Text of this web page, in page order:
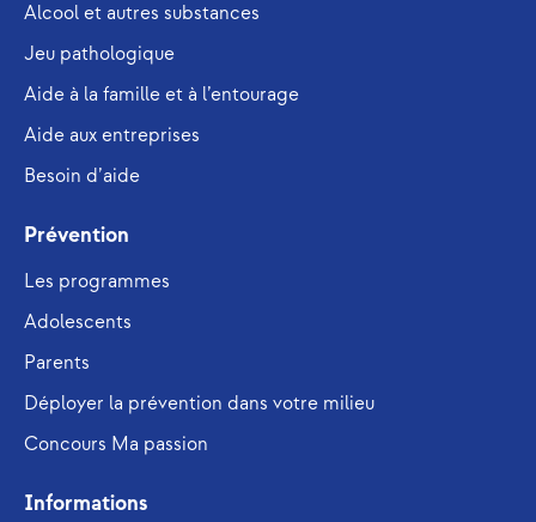
Alcool et autres substances
Jeu pathologique
Aide à la famille et à l’entourage
Aide aux entreprises
Besoin d’aide
Prévention
Les programmes
Adolescents
Parents
Déployer la prévention dans votre milieu
Concours Ma passion
Informations